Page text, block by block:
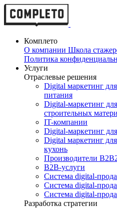
Комплето
О компании Школа
Политика
Услуги
Отраслевые решения
Digital маркетинг
питания
Digital-маркетинг
строительных
IT-компании
Digital-маркетинг
Digital маркетинг
кухонь
Производители
B2B-услуги
Cистема digital-
Система digital-
Система digital-
Разработка стратегии